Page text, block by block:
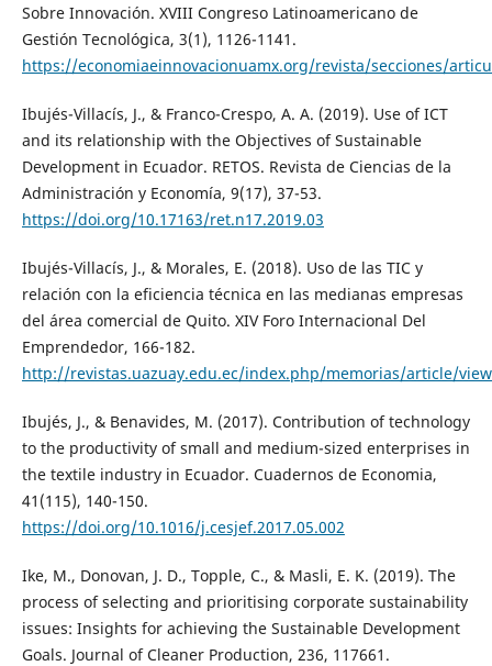
Sobre Innovación. XVIII Congreso Latinoamericano de
Gestión Tecnológica, 3(1), 1126-1141.
https://economiaeinnovacionuamx.org/revista/secciones/
Ibujés-Villacís, J., & Franco-Crespo, A. A. (2019). Use of ICT
and its relationship with the Objectives of Sustainable
Development in Ecuador. RETOS. Revista de Ciencias de la
Administración y Economía, 9(17), 37-53.
https://doi.org/10.17163/ret.n17.2019.03
Ibujés-Villacís, J., & Morales, E. (2018). Uso de las TIC y
relación con la eficiencia técnica en las medianas empresas
del área comercial de Quito. XIV Foro Internacional Del
Emprendedor, 166-182.
http://revistas.uazuay.edu.ec/index.php/memorias/article/
Ibujés, J., & Benavides, M. (2017). Contribution of technology
to the productivity of small and medium-sized enterprises in
the textile industry in Ecuador. Cuadernos de Economia,
41(115), 140-150.
https://doi.org/10.1016/j.cesjef.2017.05.002
Ike, M., Donovan, J. D., Topple, C., & Masli, E. K. (2019). The
process of selecting and prioritising corporate sustainability
issues: Insights for achieving the Sustainable Development
Goals. Journal of Cleaner Production, 236, 117661.